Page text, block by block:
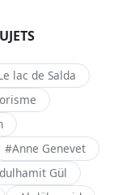
lac de Salda
#Anne Genevet
Gül